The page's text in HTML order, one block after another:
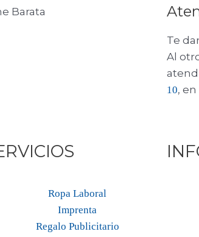
Te
Al
10, en
Ropa Laboral
Imprenta
Regalo Publicitario